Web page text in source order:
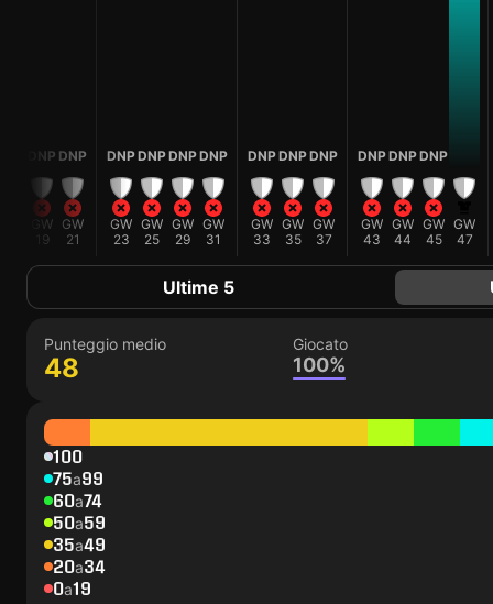
DNP
GW
19
DNP
GW
21
DNP
GW
23
DNP
GW
25
DNP
GW
29
DNP
GW
31
DNP
GW
33
DNP
GW
35
DNP
GW
37
DNP
GW
43
DNP
GW
44
DNP
GW
45
GW
47
Ultime 5
Punteggio medio
48
Giocato
100%
100
75a99
60a74
50a59
35a49
20a34
0a19